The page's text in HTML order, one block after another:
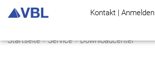
Kontakt | Anmelden
Startseite Service Downloadcenter